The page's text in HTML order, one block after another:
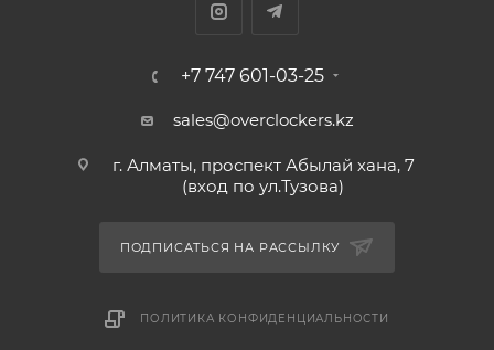
+7 747 601-03-25
sales@overclockers.kz
г. Алматы, проспект Абылай хана, 7
(вход по ул.Тузова)
ПОДПИСАТЬСЯ НА РАССЫЛКУ
ПОЛИТИКА КОНФИДЕНЦИАЛЬНОСТИ